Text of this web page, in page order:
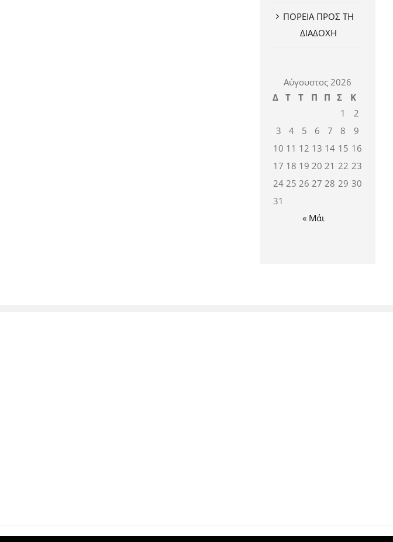
Λιανικό Εμπόριο» με
κωδικό ΟΠΣ 6002934
ΠΟΡΕΙΑ ΠΡΟΣ ΤΗ
ΔΙΑΔΟΧΗ
Αύγουστος 2026
Δ
Τ Τ Π Π Σ
Κ
1
2
3
4 5 6 7 8
9
10 11 12 13 14 15 16
17 18 19 20 21 22 23
24 25 26 27 28 29 30
31
« Μάι